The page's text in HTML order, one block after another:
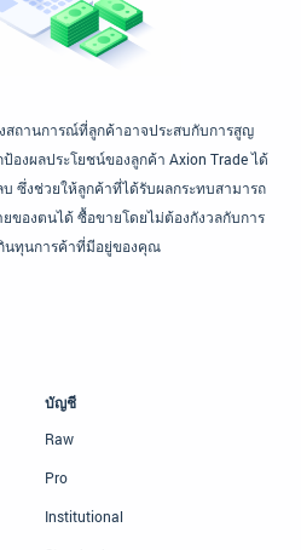
ถานการณ์ที่ลูกค้าอาจประสบกับการสูญ
องผลประโยชน์ของลูกค้า Axion Trade ได้
ซึ่งช่วยให้ลูกค้าที่ได้รับผลกระทบสามารถ
องตนได้ ซื้อขายโดยไม่ต้องกังวลกับการ
นทุนการค้าที่มีอยู่ของคุณ
บัญชี
Raw
Pro
Institutional